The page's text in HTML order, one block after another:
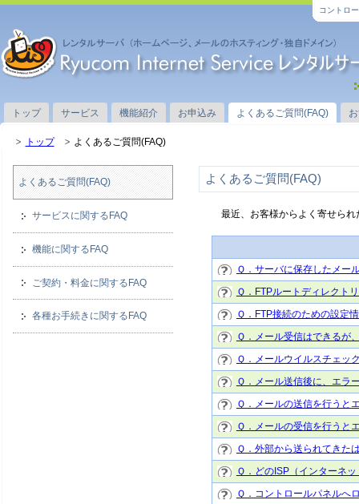
トップ サービス 機能紹介 お申込み よくあるご質問(FAQ)
トップ よくあるご質問(FAQ)
よくあるご質問(FAQ)
最近、お客様からよく寄せら
Ｑ．サーバに保存したメー
Ｑ．FTPルートディレクト
Ｑ．FTP接続のための設定
Ｑ．メール受信はできるが
Ｑ．メールウイルスチェッ
Ｑ．メール送信後に、エラ
Ｑ．メールの送信を行うと
Ｑ．メールの受信を行うと
Ｑ．外部から送られてきた
Ｑ．どのISP（インターネ
Ｑ．コントロールパネルへ
よくあるご質問(FAQ)
サービスに関するFAQ
機能に関するFAQ
ご契約・料金に関するFAQ
各種お手続きに関するFAQ
コントロ